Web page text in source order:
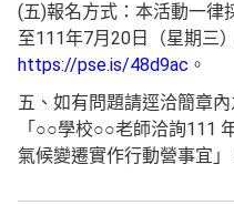
(五)報名方式：本活動一律
至111年7月20日（星期三
https://pse.is/48d9ac 。
五、如有問題請逕洽簡章
「○○學校○○老師洽詢111
氣候變遷實作行動營事宜」